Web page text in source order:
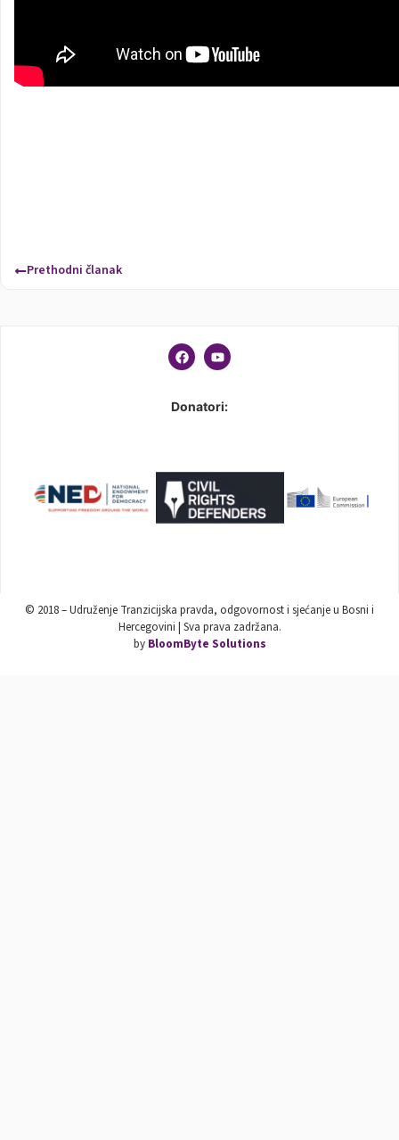
Prethodni članak
Donatori:
© 2018 – Udruženje Tranzicijska pravda, odgovornost i sjećanje u Bosni i
Hercegovini | Sva prava zadržana.
by BloomByte Solutions